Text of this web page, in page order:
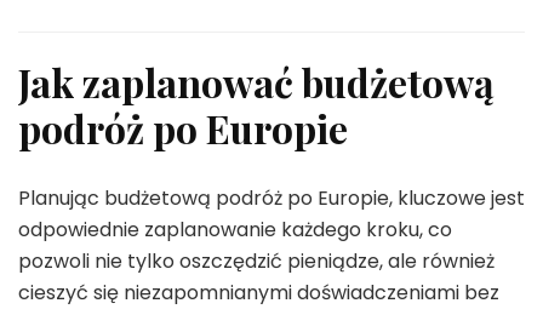
Jak zaplanować budżetową
podróż po Europie
Planując budżetową podróż po Europie, kluczowe jest
odpowiednie zaplanowanie każdego kroku, co
pozwoli nie tylko oszczędzić pieniądze, ale również
cieszyć się niezapomnianymi doświadczeniami bez